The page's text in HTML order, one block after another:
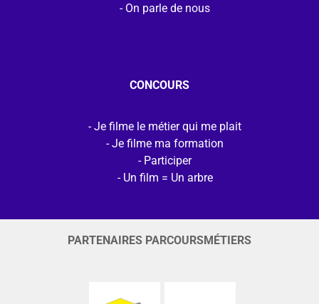
On parle de nous
CONCOURS
Je filme le métier qui me plait
Je filme ma formation
Participer
Un film = Un arbre
PARTENAIRES PARCOURSMÉTIERS